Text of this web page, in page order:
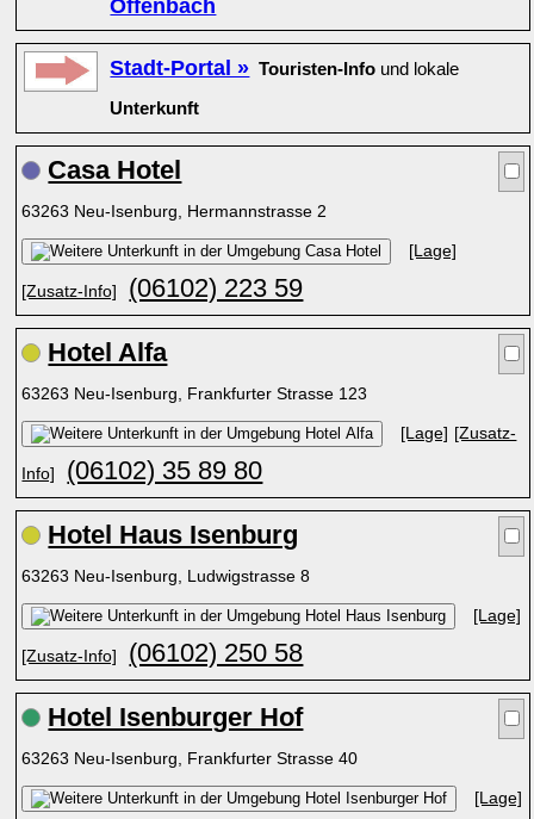
Offenbach
Stadt-Portal » Touristen-Info und lokale
Unterkunft
Casa Hotel
63263 Neu-Isenburg, Hermannstrasse 2
[Lage]
[Zusatz-Info] (06102) 223 59
Hotel Alfa
63263 Neu-Isenburg, Frankfurter Strasse 123
[Lage] [Zusatz-
Info] (06102) 35 89 80
Hotel Haus Isenburg
63263 Neu-Isenburg, Ludwigstrasse 8
[Lage]
[Zusatz-Info] (06102) 250 58
Hotel Isenburger Hof
63263 Neu-Isenburg, Frankfurter Strasse 40
[Lage]